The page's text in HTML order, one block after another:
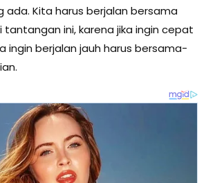
Kita harus berjalan bersama
ini, karena jika ingin cepat
ingin berjalan jauh harus bersama-